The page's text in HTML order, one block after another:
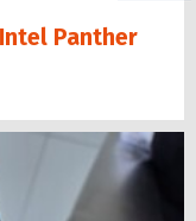
Panther